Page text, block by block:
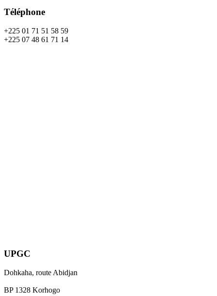
Téléphone
+225 01 71 51 58 59
+225 07 48 61 71 14
UPGC
Dohkaha, route Abidjan
BP 1328 Korhogo